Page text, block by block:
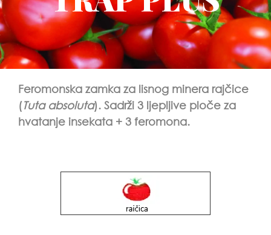
Feromonska zamka za lisnog minera rajčice
(Tuta absoluta). Sadrži 3 ljepljive ploče za
hvatanje insekata + 3 feromona.